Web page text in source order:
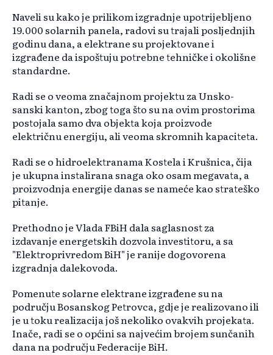
Naveli su kako je prilikom izgradnje upotrijebljeno
19.000 solarnih panela, radovi su trajali posljednjih
godinu dana, a elektrane su projektovane i
izgrađene da ispoštuju potrebne tehničke i okolišne
standardne.
Radi se o veoma značajnom projektu za Unsko-
sanski kanton, zbog toga što su na ovim prostorima
postojala samo dva objekta koja proizvode
električnu energiju, ali veoma skromnih kapaciteta.
Radi se o hidroelektranama Kostela i Krušnica, čija
je ukupna instalirana snaga oko osam megavata, a
proizvodnja energije danas se nameće kao strateško
pitanje.
Prethodno je Vlada FBiH dala saglasnost za
izdavanje energetskih dozvola investitoru, a sa
"Elektroprivredom BiH" je ranije dogovorena
izgradnja dalekovoda.
Pomenute solarne elektrane izgrađene su na
području Bosanskog Petrovca, gdje je realizovano ili
je u toku realizacija još nekoliko ovakvih projekata.
Inače, radi se o općini sa najvećim brojem sunčanih
dana na području Federacije BiH.